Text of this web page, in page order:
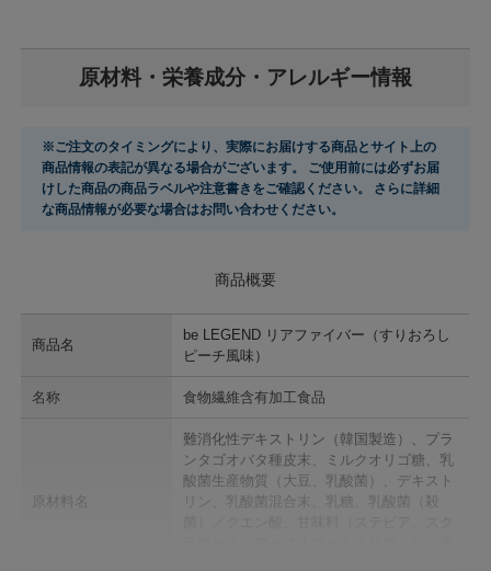
原材料・栄養成分・アレルギー情報
※ご注文のタイミングにより、実際にお届けする商品とサイト上の
商品情報の表記が異なる場合がございます。 ご使用前には必ずお届
けした商品の商品ラベルや注意書きをご確認ください。 さらに詳細
な商品情報が必要な場合はお問い合わせください。
商品概要
商品名
be LEGEND リアファイバー（すりおろし
ピーチ風味）
名称 食物繊維含有加工食品
原材料名
難消化性デキストリン（韓国製造）、プラ
ンタゴオバタ種皮末、ミルクオリゴ糖、乳
酸菌生産物質（大豆、乳酸菌）、デキスト
リン、乳酸菌混合末、乳糖、乳酸菌（殺